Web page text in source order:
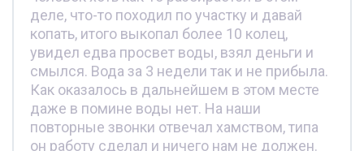
деле, что-то походил по участку и давай
копать, итого выкопал более 10 колец,
увидел едва просвет воды, взял деньги и
смылся. Вода за 3 недели так и не прибыла.
Как оказалось в дальнейшем в этом месте
даже в помине воды нет. На наши
повторные звонки отвечал хамством, типа
он работу сделал и ничего нам не должен.